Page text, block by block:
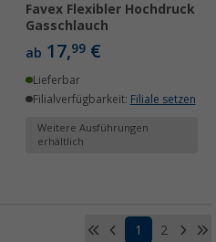
Favex Flexibler Hochdruck
Gasschlauch
ab 17,99 €
Lieferbar
Filialverfügbarkeit: Filiale setzen
Weitere Ausführungen
erhältlich
1 2